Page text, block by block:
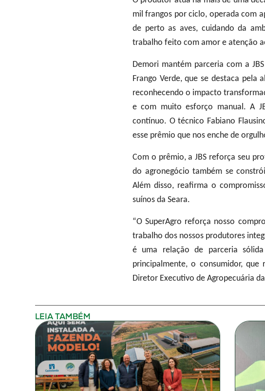
mil frangos por ciclo, operada com
de perto as aves, cuidando da
trabalho feito com amor e atenção
Demori mantém parceria com a
Frango Verde, que se destaca pela
reconhecendo o impacto
e com muito esforço manual. A
contínuo. O técnico Fabiano
esse prêmio que nos enche de
Com o prêmio, a JBS reforça seu
do agronegócio também se
Além disso, reafirma o
suínos da Seara.
“O SuperAgro reforça nosso
trabalho dos nossos produtores
é uma relação de parceria
principalmente, o consumidor, que
Diretor Executivo de Agropecuária
LEIA TAMBÉM